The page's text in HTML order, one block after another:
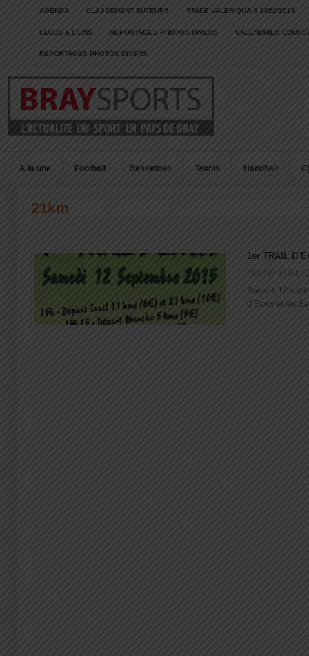
AGENDA CLASSEMENT BUTEURS STADE VALERIQUAIS 2022/2023
CLUBS & LIENS REPORTAGES PHOTOS DIVERS CALENDRIER
REPORTAGES PHOTOS DIVERS
A la une Football Basketball Tennis Handball
21km
1er TRAIL
Posté le: 10 juillet
Samedi 12
d’Eawy et les